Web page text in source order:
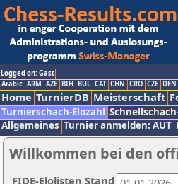
Logged on: Gast
Arabic ARM AZE BIH BUL CAT CHN CRO CZE DEN
Home TurnierDB Meisterschaft
Turnierschach-Elozahl
Allgemeines Turnier anmelden: AUT
Willkommen bei den
FIDE-Elolisten Stand